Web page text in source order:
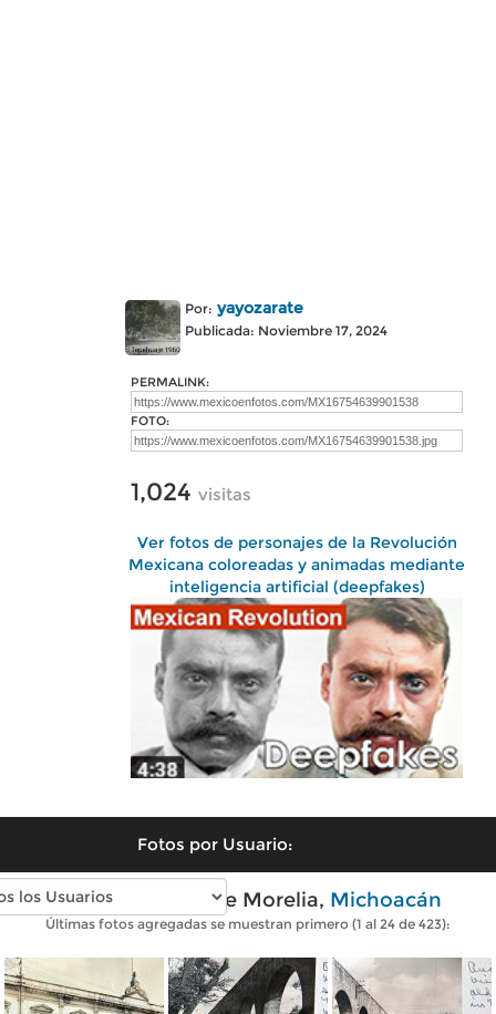
Por: yayozarate
Publicada: Noviembre 17, 2024
PERMALINK:
FOTO:
1,024 visitas
Ver fotos de personajes de la Revolución
Mexicana coloreadas y animadas mediante
inteligencia artificial (deepfakes)
Fotos por Usuario:
Fotos antiguas de Morelia, Michoacán
Últimas fotos agregadas se muestran primero (1 al 24 de 423):